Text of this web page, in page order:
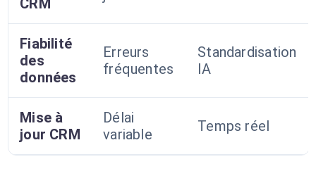
CRM
Fiabilité
des
données
Erreurs
fréquentes
Standardisation
IA
Mise à
jour CRM
Délai
variable
Temps réel